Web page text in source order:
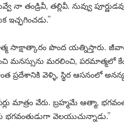
నా తండ్రివీ, తల్లివీ. నువ్వు
ఇచ్ఛగించడు.”
సాక్షాత్కారం పొంద యత్నిస్తారు.
మరలించి, పరమాత్మలో
ప్రదేశానికి వెళ్ళి, స్థిర ఆసనంలో
పేర్లు మాత్రం వేరు. బ్రహ్మమే ఆత్మా,
భగవంతుడుగా వెలయుచున్నాడు.”